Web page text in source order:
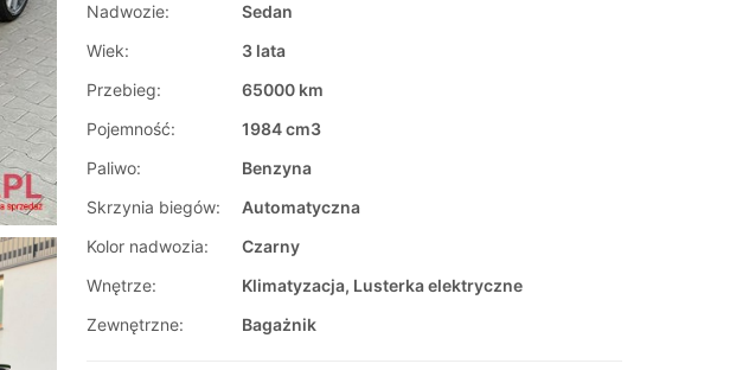
Nadwozie:
Sedan
Wiek:
3 lata
Przebieg:
65000 km
Pojemność:
1984 cm3
Paliwo:
Benzyna
Skrzynia biegów:
Automatyczna
Kolor nadwozia:
Czarny
Wnętrze:
Klimatyzacja, Lusterka elektryczne
Zewnętrzne:
Bagażnik